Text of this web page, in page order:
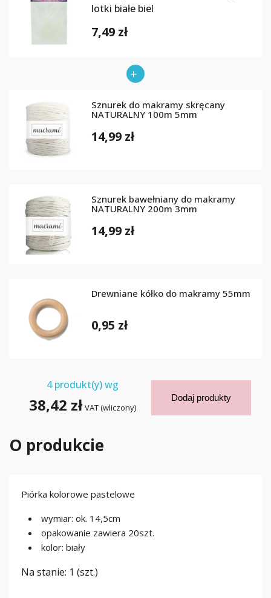
lotki białe biel
7,49 zł
Sznurek do makramy skręcany
NATURALNY 100m 5mm
14,99 zł
Sznurek bawełniany do makramy
NATURALNY 200m 3mm
14,99 zł
Drewniane kółko do makramy 55mm
0,95 zł
4produkt(y) wg
38,42 zł VAT (wliczony)
Dodaj produkty
O produkcie
Piórka kolorowe pastelowe
wymiar: ok. 14,5cm
opakowanie zawiera 20szt.
kolor: biały
Na stanie: 1 (szt.)